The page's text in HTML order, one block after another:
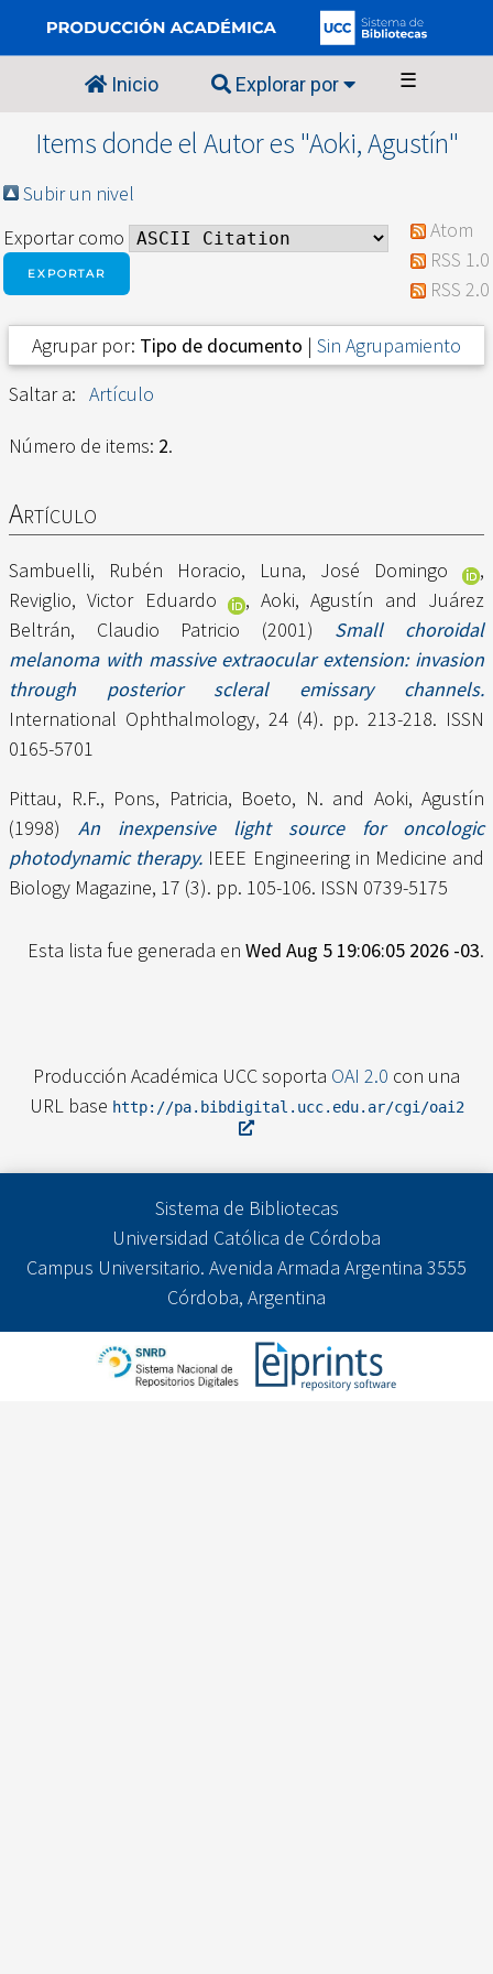
Inicio Explorar por ☰
Items donde el Autor es "Aoki, Agustín"
Subir un nivel
Exportar como
Atom
RSS 1.0
RSS 2.0
Agrupar por: Tipo de documento | Sin Agrupamiento
Saltar a: Artículo
Número de items: 2.
Artículo
Sambuelli, Rubén Horacio, Luna, José Domingo
,
Reviglio, Victor Eduardo
,Aoki, Agustín and Juárez
Beltrán, Claudio Patricio (2001) Small choroidal
melanoma with massive extraocular extension: invasion
through posterior scleral emissary channels.
International Ophthalmology, 24 (4). pp. 213-218. ISSN
0165-5701
Pittau, R.F., Pons, Patricia, Boeto, N. and Aoki, Agustín
(1998) An inexpensive light source for oncologic
photodynamic therapy. IEEE Engineering in Medicine and
Biology Magazine, 17 (3). pp. 105-106. ISSN 0739-5175
Esta lista fue generada en Wed Aug 5 19:06:05 2026 -03.
Producción Académica UCC soporta OAI 2.0 con una
URL base http://pa.bibdigital.ucc.edu.ar/cgi/oai2
Sistema de Bibliotecas
Universidad Católica de Córdoba
Campus Universitario. Avenida Armada Argentina 3555
Córdoba, Argentina